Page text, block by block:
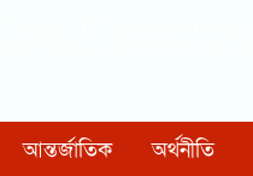
আন্তর্জাতিক অর্থনীতি